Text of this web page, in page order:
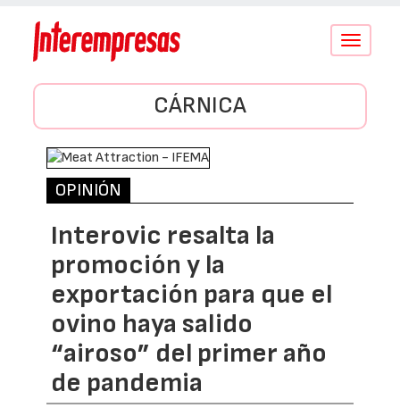
Conmutar
CÁRNICA
OPINIÓN
Interovic resalta la
promoción y la
exportación para que el
ovino haya salido
“airoso” del primer año
de pandemia